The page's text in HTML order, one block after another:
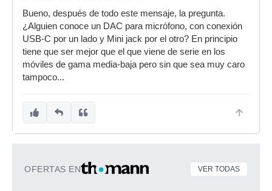
Bueno, después de todo este mensaje, la pregunta.
¿Alguien conoce un DAC para micrófono, con conexión
USB-C por un lado y Mini jack por el otro? En principio
tiene que ser mejor que el que viene de serie en los
móviles de gama media-baja pero sin que sea muy caro
tampoco...
OFERTAS EN VER TODAS